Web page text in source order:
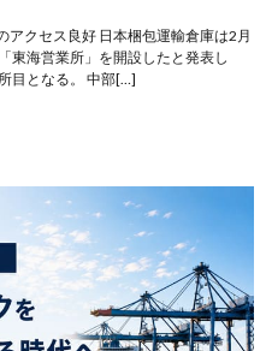
アクセス良好 日本梱包運輸倉庫は2月
東海営業所」を開設したと発表し
目となる。 中部[…]